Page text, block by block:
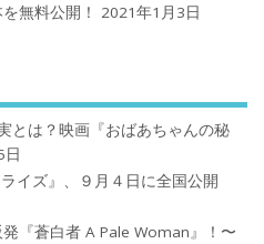
無料公開！
2021年1月3日
とは？映画『おばあちゃんの秘
日
イズ』、９月４日に全国公開
『蒼白者 A Pale Woman』！〜